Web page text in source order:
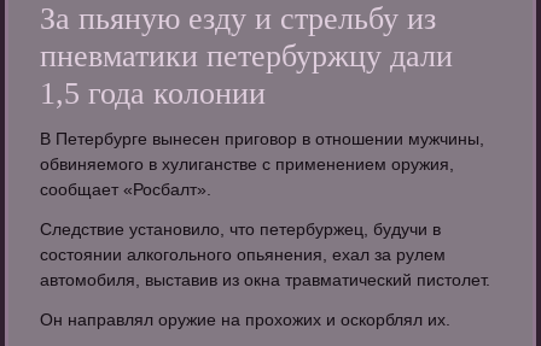
За пьяную езду и стрельбу из
пневматики петербуржцу дали
1,5 года колонии
В Петербурге вынесен приговор в отношении мужчины,
обвиняемого в хулиганстве с применением оружия,
сообщает «Росбалт».
Следствие установило, что петербуржец, будучи в
состоянии алкогольного опьянения, ехал за рулем
автомобиля, выставив из окна травматический пистолет.
Он направлял оружие на прохожих и оскорблял их.